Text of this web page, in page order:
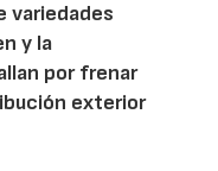
variedades
y la
por frenar
exterior